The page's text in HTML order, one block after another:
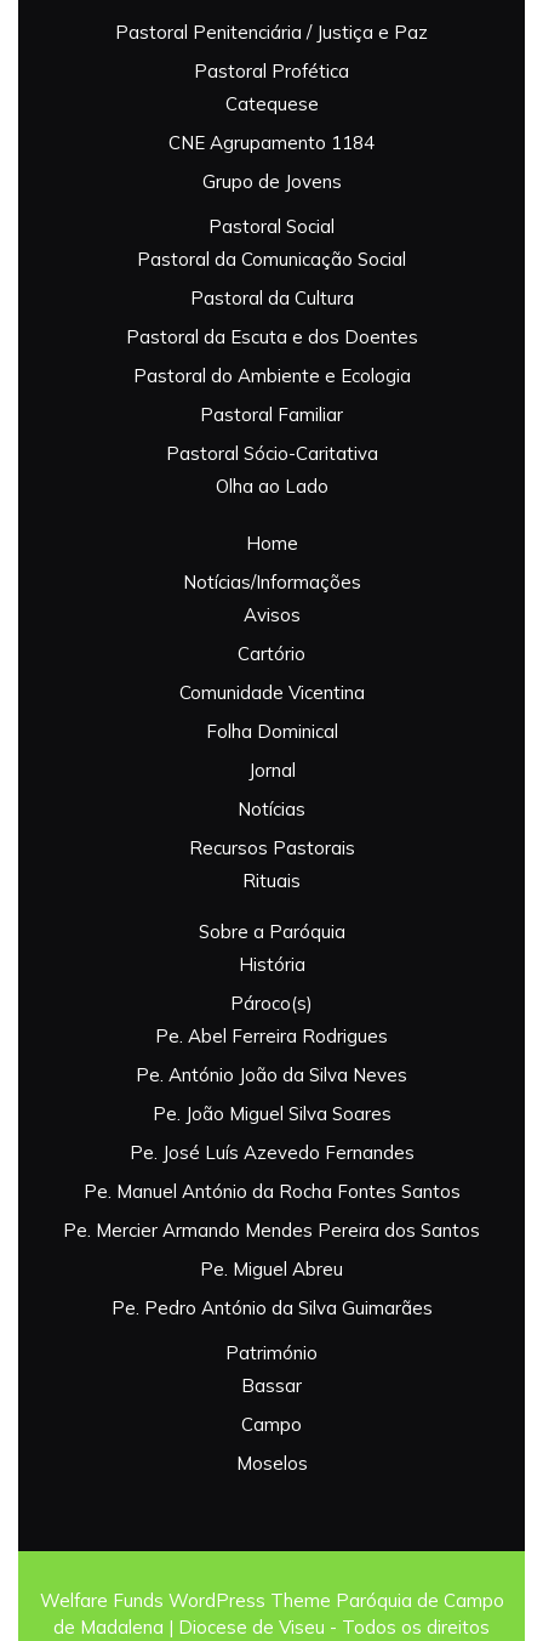
Pastoral Penitenciária / Justiça e Paz
Pastoral Profética
Catequese
CNE Agrupamento 1184
Grupo de Jovens
Pastoral Social
Pastoral da Comunicação Social
Pastoral da Cultura
Pastoral da Escuta e dos Doentes
Pastoral do Ambiente e Ecologia
Pastoral Familiar
Pastoral Sócio-Caritativa
Olha ao Lado
Home
Notícias/Informações
Avisos
Cartório
Comunidade Vicentina
Folha Dominical
Jornal
Notícias
Recursos Pastorais
Rituais
Sobre a Paróquia
História
Pároco(s)
Pe. Abel Ferreira Rodrigues
Pe. António João da Silva Neves
Pe. João Miguel Silva Soares
Pe. José Luís Azevedo Fernandes
Pe. Manuel António da Rocha Fontes Santos
Pe. Mercier Armando Mendes Pereira dos Santos
Pe. Miguel Abreu
Pe. Pedro António da Silva Guimarães
Património
Bassar
Campo
Moselos
Welfare Funds WordPress Theme Paróquia de Campo
de Madalena | Diocese de Viseu - Todos os direitos